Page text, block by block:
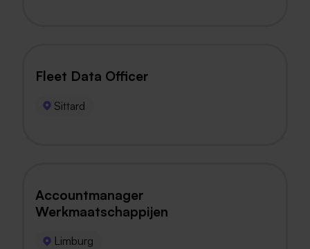
Fleet Data Officer
Sittard
Accountmanager
Werkmaatschappijen
Limburg